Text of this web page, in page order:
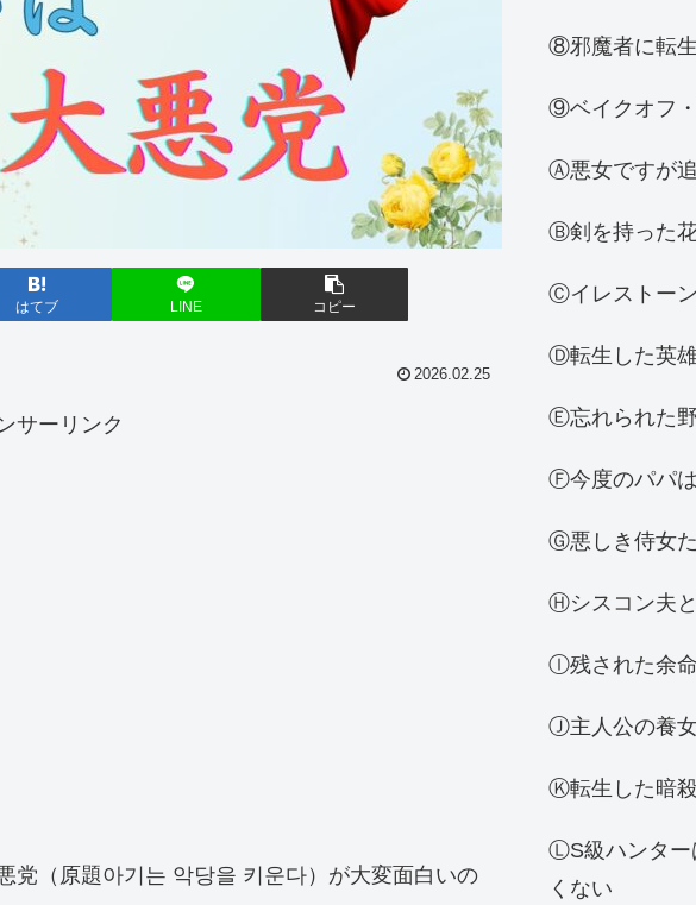
はてブ LINE コピー
2026.02.25
サーリンク
（原題아기는 악당을 키운다）が大変面白いの
⑧邪魔者に転
⑨ベイクオフ
Ⓐ悪女ですが
Ⓑ剣を持った
Ⓒイレストー
Ⓓ転生した英
Ⓔ忘れられた
Ⓕ今度のパパ
Ⓖ悪しき侍女
Ⓗシスコン夫と
Ⓘ残された余
Ⓙ主人公の養
Ⓚ転生した暗
ⓁS級ハンター
くない